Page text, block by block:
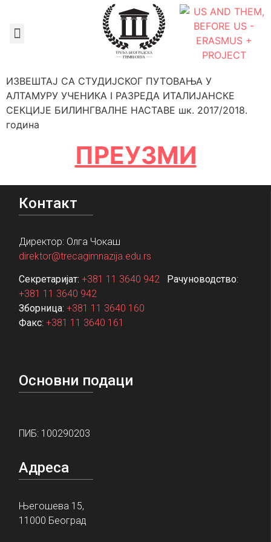
ИЗВЕШТАЈ СА СТУДИЈСКОГ ПУТОВАЊА У
АЛТАМУРУ УЧЕНИКА I РАЗРЕДА ИТАЛИЈАНСКЕ
СЕКЦИЈЕ БИЛИНГВАЛНЕ НАСТАВЕ шк. 2017/2018.
година
ПРЕУЗМИ
Контакт
Директор: Олга Чокаш
direktor@trecagimnazija.edu.rs
Секретаријат: +381 11 3640 942 Рачуноводство:
+381 11 3640 942
Зборница:+381 11 3640 160
Факс:+381 11 3640 161
Основни подаци
ПИБ: 100290203
Адреса
Његошева 15,
11000 Београд